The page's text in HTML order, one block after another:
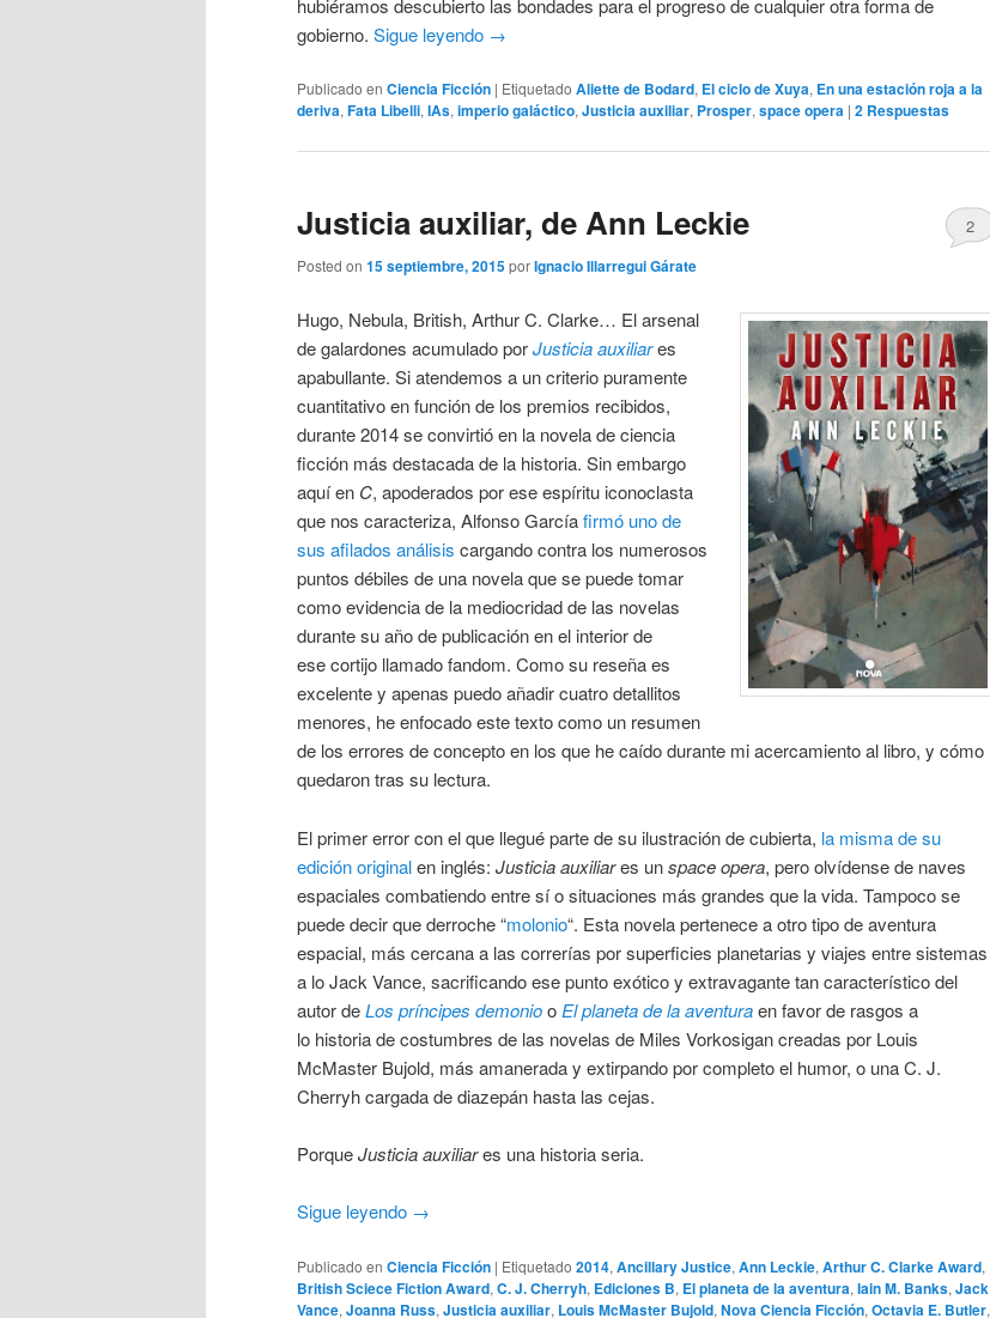
hubiéramos descubierto las bondades para el progreso de cualquier otra forma de
gobierno. Sigue leyendo →
Publicado en Ciencia Ficción | Etiquetado Aliette de Bodard, El ciclo de Xuya, En una estación roja a la
deriva, Fata Libelli, IAs, imperio galáctico, Justicia auxiliar, Prosper, space opera | 2 Respuestas
Justicia auxiliar, de Ann Leckie
Posted on 15 septiembre, 2015porIgnacio Illarregui Gárate
2
Hugo, Nebula, British, Arthur C. Clarke… El arsenal
de galardones acumulado porJusticia auxiliares
apabullante. Si atendemos a un criterio puramente
cuantitativo en función de los premios recibidos,
durante 2014 se convirtió en la novela de ciencia
ficción más destacada de la historia. Sin embargo
aquí en C, apoderados por ese espíritu iconoclasta
que nos caracteriza, Alfonso Garcíafirmó uno de
sus afilados análisis cargando contra los numerosos
puntos débiles de una novela que se puede tomar
como evidencia de la mediocridad de las novelas
durante su año de publicación en el interior de
ese cortijo llamado fandom. Como su reseña es
excelente y apenas puedo añadir cuatro detallitos
menores, he enfocado este texto como un resumen
de los errores de concepto en los que he caído durante mi acercamiento al libro, y cómo
quedaron tras su lectura.
El primer error con el que llegué parte de su ilustración de cubierta, la misma de su
edición originalen inglés: Justicia auxiliares unspace opera, pero olvídense de naves
espaciales combatiendo entre sí o situaciones más grandes que la vida. Tampoco se
puede decir que derroche “molonio“. Esta novela pertenece a otro tipo de aventura
espacial, más cercana a las correrías por superficies planetarias y viajes entre sistemas
a lo Jack Vance, sacrificando ese punto exótico y extravagante tan característico del
autor deLos príncipes demonioo El planeta de la aventuraen favor de rasgos a
lo historia de costumbres de las novelas de Miles Vorkosigan creadas por Louis
McMaster Bujold, más amanerada y extirpando por completo el humor, o una C. J.
Cherryh cargada de diazepán hasta las cejas.
PorqueJusticia auxiliares una historia seria.
Sigue leyendo →
Publicado en Ciencia Ficción | Etiquetado 2014, Ancillary Justice, Ann Leckie, Arthur C. Clarke Award,
British Sciece Fiction Award, C. J. Cherryh, Ediciones B, El planeta de la aventura, Iain M. Banks, Jack
Vance, Joanna Russ, Justicia auxiliar, Louis McMaster Bujold, Nova Ciencia Ficción, Octavia E. Butler,